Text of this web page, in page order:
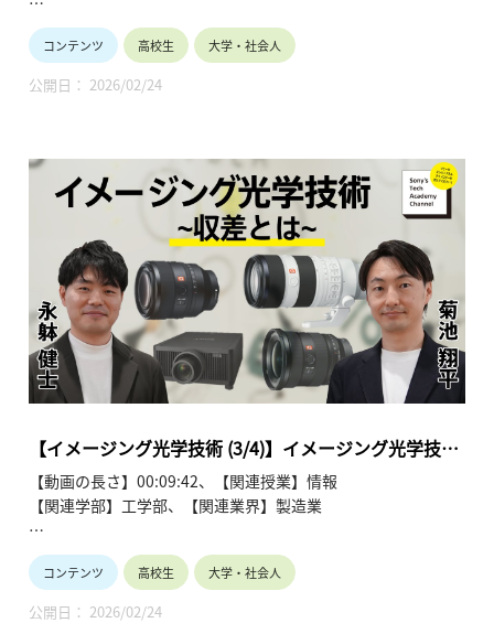
第7回 分散型アプリケーション：DAO、クリエイターエコノ
ミー
Sony's Tech Academy Channelでは、ソニーのエンジニア
が、私たちの生活の中で活用されているテクノロジーについ
て、基礎から最新情報までわかりやすくお伝えします。
●イメージング光学技術~菊池 翔平、永躰 健士、西川 純
【Sony’s Tech Academy Channel】
https://www.youtube.com/playlist?
list=PLT57hSt26YAznc7b0ouFYE3mGIpxhQXK2
第1回「光学製品の歴史と光学設計の役割」
第2回「レンズの役割」
第3回「収差とは」
第4回「光学設計を支えるシミュレーション技術や評価指標/レ
コンテンツ 高校生 大学・社会人
公開日： 2026/02/24
【イメージング光学技術 (3/4)】イメージング光学技術
(3/4) 菊池 翔平、永躰 健士、西川 純
【動画の長さ】00:09:42、【関連授業】情報
【関連学部】工学部、【関連業界】製造業
Sony's Tech Academy Channelでは、ソニーのエンジニア
が、私たちの生活の中で活用されているテクノロジーについ
て、基礎から最新情報までわかりやすくお伝えします。
コンテンツ 高校生 大学・社会人
公開日： 2026/02/24